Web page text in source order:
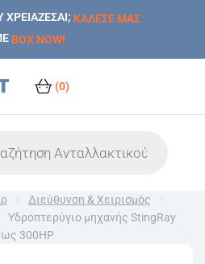
ΚΑΛΕΣΕ ΜΑΣ
BOX NOW!
(0)
Διεύθυνση & Χειρισμός
Υδροπτερύγιο μηχανής StingRay
300HP